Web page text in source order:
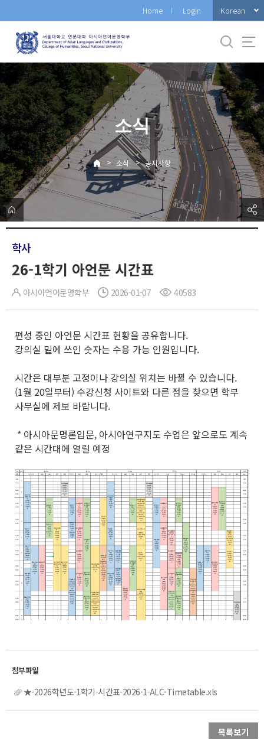
로
메
뉴
Home Login Korean
소식
> 소식 > 공지사항
학사
26-1학기 아언문 시간표
아시아언어문명학부 2026-01-07 40583
편성 중인 아언문 시간표 현황을 공유합니다.
강의실 밑에 쓰인 숫자는 수용 가능 인원입니다.
시간은 대부분 고정이나 강의실 위치는 바뀔 수 있습니다.
(1월 20일부터) 수강신청 사이트와 다른 점을 찾으면 학부
사무실에 제보 바랍니다.
* 아시아문명론입문, 아시아연구지도 수업은 앞으로도 계속
같은 시간대에 열릴 예정
★-2026학년도-1학기-시간표-2026-1-ALC-Timetable.xls
목록보기